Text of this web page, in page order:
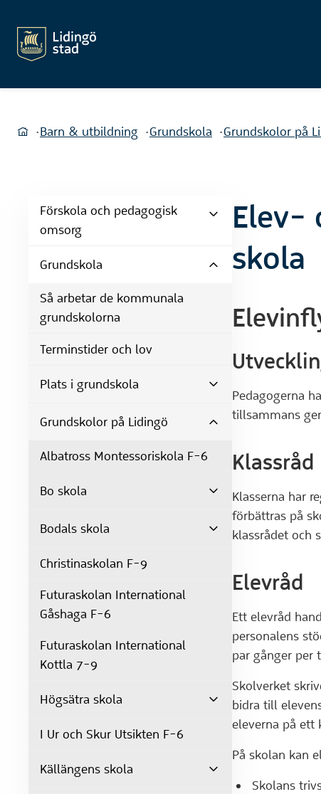
Du är här:
Hem
Barn & utbildning Grundskola Grundskolor på
Förskola och pedagogisk
omsorg
Grundskola
Så arbetar de kommunala
grundskolorna
Terminstider och lov
Plats i grundskola
Grundskolor på Lidingö
Albatross Montessoriskola F-6
Bo skola
Bodals skola
Christinaskolan F-9
Futuraskolan International
Gåshaga F-6
Futuraskolan International
Kottla 7-9
Högsätra skola
I Ur och Skur Utsikten F-6
Källängens skola
Elev-
skola
Pedagogerna
tillsammans
Klassråd
Klasserna har
förbättras på
klassrådet och
Elevråd
Ett elevråd
personalens
par gånger per
Skolverket
bidra till
eleverna på ett
På skolan kan
Skolans